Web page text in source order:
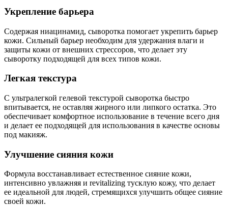
Укрепление барьера
Содержая ниацинамид, сыворотка помогает укрепить барьер
кожи. Сильный барьер необходим для удержания влаги и
защиты кожи от внешних стрессоров, что делает эту
сыворотку подходящей для всех типов кожи.
Легкая текстура
С ультралегкой гелевой текстурой сыворотка быстро
впитывается, не оставляя жирного или липкого остатка. Это
обеспечивает комфортное использование в течение всего дня
и делает ее подходящей для использования в качестве основы
под макияж.
Улучшение сияния кожи
Формула восстанавливает естественное сияние кожи,
интенсивно увлажняя и revitalizing тусклую кожу, что делает
ее идеальной для людей, стремящихся улучшить общее сияние
своей кожи.